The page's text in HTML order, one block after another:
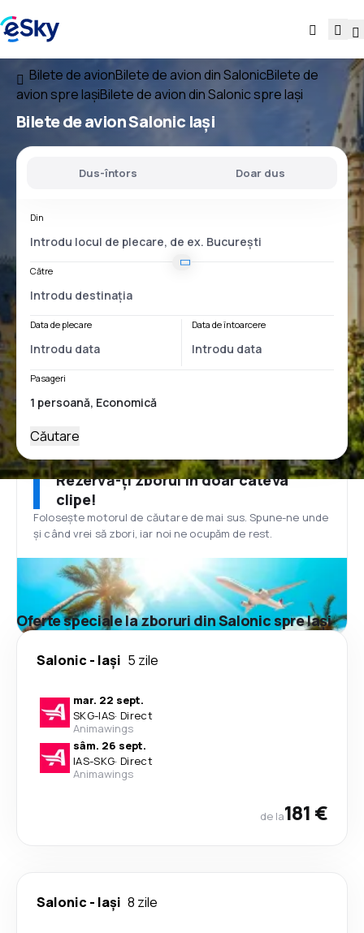
Bilete de avionBilete de avion din SalonicBilete de
avion spre IașiBilete de avion din Salonic spre Iași
Bilete de avionSalonic Iași
Dus-întors Doar dus
Din
Către
Data de plecare Data de întoarcere
Pasageri
Căutare
Rezervă-ți zborul în doar câteva
clipe!
Folosește motorul de căutare de mai sus. Spune-ne unde
și când vrei să zbori, iar noi ne ocupăm de rest.
Oferte speciale la zboruri din Salonic spre Iași
Salonic - Iași 5 zile
mar. 22 sept.
SKG-IAS· Direct
Animawings
sâm. 26 sept.
IAS-SKG· Direct
Animawings
de la181 €
Salonic - Iași 8 zile